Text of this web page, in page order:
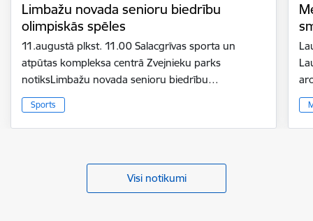
Limbažu novada senioru biedrību
olimpiskās spēles
11.augustā plkst. 11.00 Salacgrīvas sporta un
atpūtas kompleksa centrā Zvejnieku parks
notiksLimbažu novada senioru biedrību…
Sports
Visi notikumi